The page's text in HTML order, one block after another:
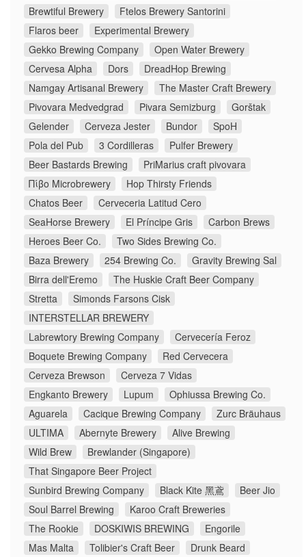
Brewtiful Brewery
Ftelos Brewery Santorini
Flaros beer
Experimental Brewery
Gekko Brewing Company
Open Water Brewery
Cervesa Alpha
Dors
DreadHop Brewing
Namgay Artisanal Brewery
The Master Craft Brewery
Pivovara Medvedgrad
Pivara Semizburg
Gorštak
Gelender
Cerveza Jester Bundor
SpoH
Pola del Pub
3 Cordilleras
Pulfer Brewery
Beer Bastards Brewing
PriMarius craft pivovara
Πίβο Microbrewery
Hop Thirsty Friends
Chatos Beer
Cerveceria Latitud Cero
SeaHorse Brewery
El Príncipe Gris
Carbon Brews
Heroes Beer Co.
Two Sides Brewing Co.
Baza Brewery
254 Brewing Co.
Gravity Brewing Sal
Birra dell'Eremo
The Huskie Craft Beer Company
Stretta
Simonds Farsons Cisk
INTERSTELLAR BREWERY
Labrewtory Brewing Company
Cervecería Feroz
Boquete Brewing Company
Red Cervecera
Cerveza Brewson
Cerveza 7 Vidas
Engkanto Brewery
Lupum
Ophiussa Brewing Co.
Aguarela
Cacique Brewing Company
Zurc Bräuhaus
ULTIMA
Abernyte Brewery
Alive Brewing
Wild Brew
Brewlander (Singapore)
That Singapore Beer Project
Sunbird Brewing Company
Black Kite 黑鳶
Beer Jio
Soul Barrel Brewing
Karoo Craft Breweries
The Rookie
DOSKIWIS BREWING
Engorile
Mas Malta
Tolibier's Craft Beer Drunk Beard